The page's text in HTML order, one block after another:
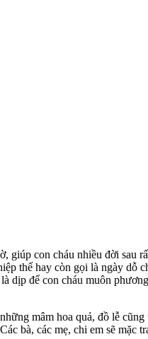
con cháu nhiều đời sau
thế hay còn gọi là ngày dỗ
để con cháu muôn
mâm hoa quả, đồ lễ
bà, các mẹ, chi em sẽ mặc